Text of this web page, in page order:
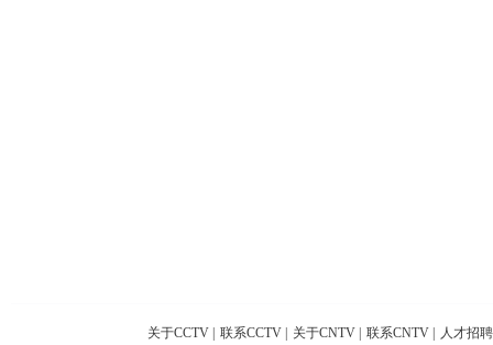
关于CCTV 联系CCTV 关于CNTV 联系CNTV 人才招聘